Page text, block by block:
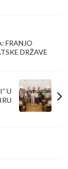
FRANJO
DRŽAVE
U